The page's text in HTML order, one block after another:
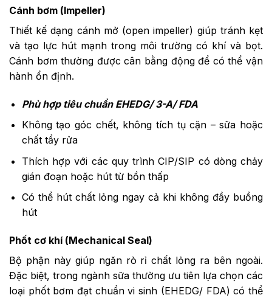
Cánh bơm (Impeller)
Thiết kế dạng cánh mở (open impeller) giúp tránh kẹt
và tạo lực hút mạnh trong môi trường có khí và bọt.
Cánh bơm thường được cân bằng động để có thể vận
hành ổn định.
Phù hợp tiêu chuẩn EHEDG/ 3-A/ FDA
Không tạo góc chết, không tích tụ cặn – sữa hoặc
chất tẩy rửa
Thích hợp với các quy trình CIP/SIP có dòng chảy
gián đoạn hoặc hút từ bồn thấp
Có thể hút chất lỏng ngay cả khi không đầy buồng
hút
Phốt cơ khí (Mechanical Seal)
Bộ phận này giúp ngăn rò rỉ chất lỏng ra bên ngoài.
Đặc biệt, trong ngành sữa thường ưu tiên lựa chọn các
loại phốt bơm đạt chuẩn vi sinh (EHEDG/ FDA) có thể